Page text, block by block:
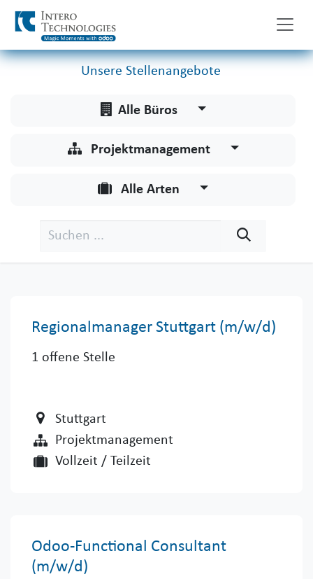
Zum Inhalt springen
Unsere Stellenangebote
Alle Büros
Projektmanagement
Alle Arten
Regionalmanager Stuttgart (m/w/d)
1 offene Stelle
Stuttgart
Projektmanagement
Vollzeit / Teilzeit
Odoo-Functional Consultant
(m/w/d)